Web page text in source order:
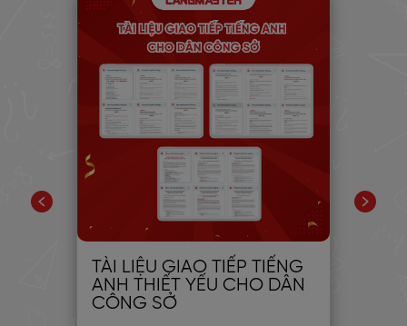
TÀI LIỆU GIAO TIẾP TIẾNG
ANH THIẾT YẾU CHO DÂN
CÔNG SỞ